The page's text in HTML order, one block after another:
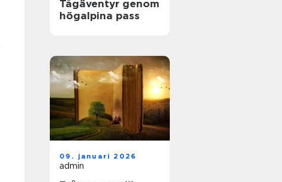
Tågäventyr genom
högalpina pass
09. januari 2026
admin